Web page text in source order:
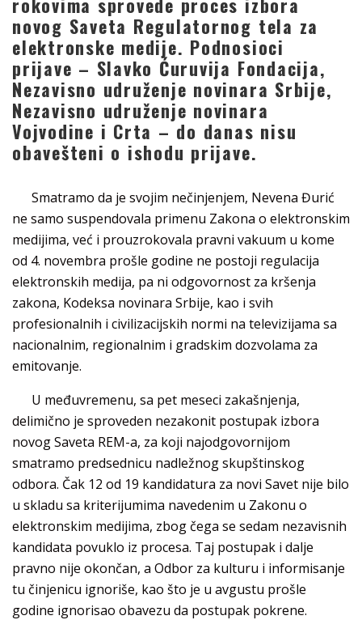
novog Saveta Regulatornog tela za
elektronske medije. Podnosioci
prijave – Slavko Ćuruvija Fondacija,
Nezavisno udruženje novinara Srbije,
Nezavisno udruženje novinara
Vojvodine i Crta – do danas nisu
obavešteni o ishodu prijave.
Smatramo da je svojim nečinjenjem, Nevena Đurić
ne samo suspendovala primenu Zakona o elektronskim
medijima, već i prouzrokovala pravni vakuum u kome
od 4. novembra prošle godine ne postoji regulacija
elektronskih medija, pa ni odgovornost za kršenja
zakona, Kodeksa novinara Srbije, kao i svih
profesionalnih i civilizacijskih normi na televizijama sa
nacionalnim, regionalnim i gradskim dozvolama za
emitovanje.
U međuvremenu, sa pet meseci zakašnjenja,
delimično je sproveden nezakonit postupak izbora
novog Saveta REM-a, za koji najodgovornijom
smatramo predsednicu nadležnog skupštinskog
odbora. Čak 12 od 19 kandidatura za novi Savet nije bilo
u skladu sa kriterijumima navedenim u Zakonu o
elektronskim medijima, zbog čega se sedam nezavisnih
kandidata povuklo iz procesa. Taj postupak i dalje
pravno nije okončan, a Odbor za kulturu i informisanje
tu činjenicu ignoriše, kao što je u avgustu prošle
godine ignorisao obavezu da postupak pokrene.